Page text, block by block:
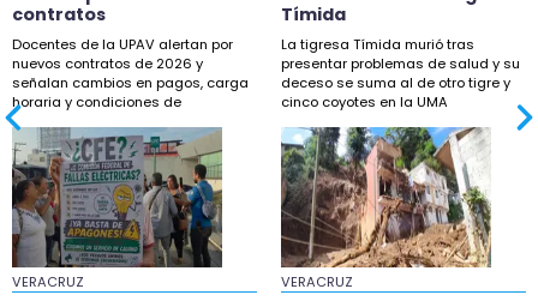
20:18
Mascotas no deben ser sacrificadas por gusano
barrenador: MVZ
contratos
Docentes de la UPAV alertan por
nuevos contratos de 2026 y
señalan cambios en pagos, carga
horaria y condiciones de
prestación de servicios.
Tímida
La tigresa Tímida murió tras
presentar problemas de salud y su
deceso se suma al de otro tigre y
cinco coyotes en la UMA
VERACRUZ VERACRUZ